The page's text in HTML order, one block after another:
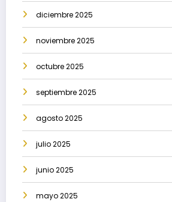
diciembre 2025
noviembre 2025
octubre 2025
septiembre 2025
agosto 2025
julio 2025
junio 2025
mayo 2025